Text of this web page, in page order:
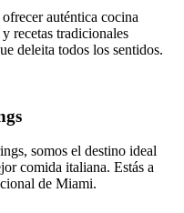
auténtica cocina
recetas tradicionales
deleita todos los sentidos.
somos el destino ideal
comida italiana. Estás a
de Miami.